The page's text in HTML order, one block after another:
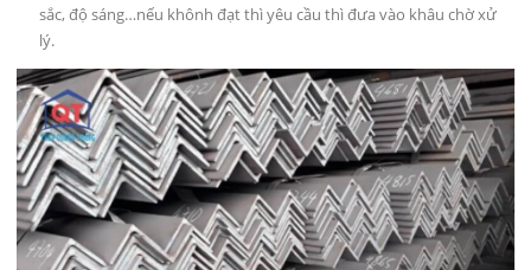
sắc, độ sáng…nếu khônh đạt thì yêu cầu thì đưa vào khâu chờ xử
lý.